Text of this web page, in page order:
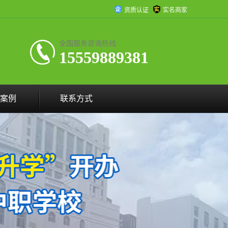
资质认证 实名商家
全国服务咨询热线:
15559889381
例 联系方式